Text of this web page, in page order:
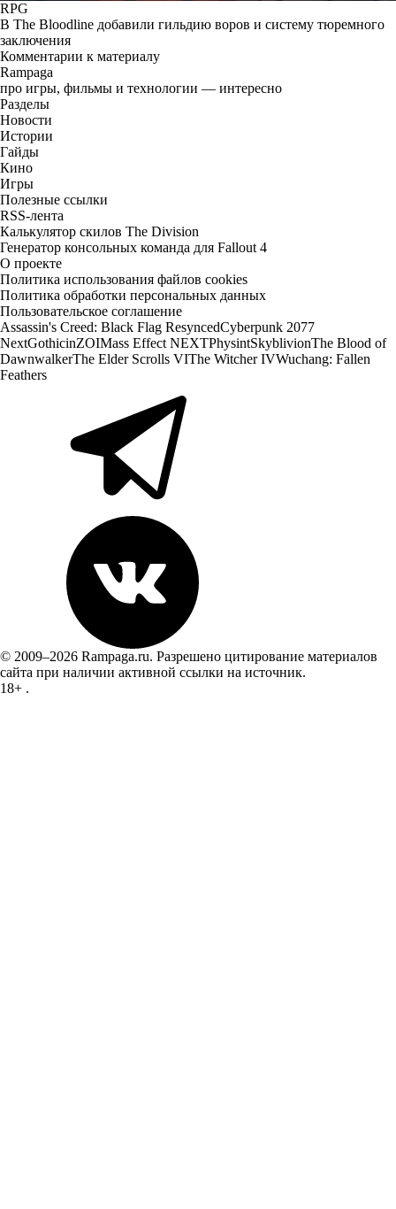
RPG
В The Bloodline добавили гильдию воров и систему тюремного
заключения
Комментарии к материалу
Rampaga
про игры, фильмы и технологии — интересно
Разделы
Новости
Истории
Гайды
Кино
Игры
Полезные ссылки
RSS-лента
Калькулятор скилов The Division
Генератор консольных команда для Fallout 4
О проекте
Политика использования файлов cookies
Политика обработки персональных данных
Пользовательское соглашение
Assassin's Creed: Black Flag ResyncedCyberpunk 2077
NextGothicinZOIMass Effect NEXTPhysintSkyblivionThe Blood of
DawnwalkerThe Elder Scrolls VIThe Witcher IVWuchang: Fallen
Feathers
© 2009–2026 Rampaga.ru. Разрешено цитирование материалов
сайта при наличии активной ссылки на источник.
18+ .